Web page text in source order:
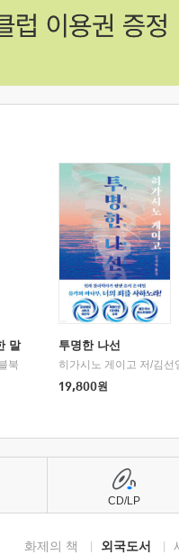
말
북
투명한 나선
히가시노 게이고 저/김선
19,800원
화제의 책 외국도서
CD/LP